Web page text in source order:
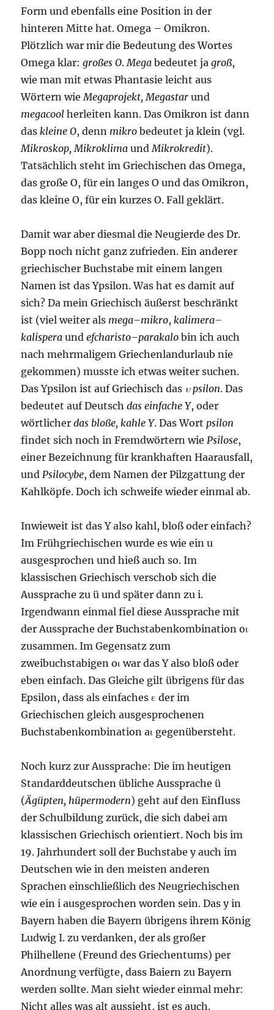
Form und ebenfalls eine Position in der
hinteren Mitte hat. Omega – Omikron.
Plötzlich war mir die Bedeutung des Wortes
Omega klar:großes O.Mega bedeutet jagroß,
wie man mit etwas Phantasie leicht aus
Wörtern wieMegaprojekt, Megastar und
megacool herleiten kann. Das Omikron ist dann
daskleine O, denn mikro bedeutet ja klein (vgl.
Mikroskop, Mikroklima undMikrokredit).
Tatsächlich steht im Griechischen das Omega,
das große O, für ein langes O und das Omikron,
das kleine O, für ein kurzes O. Fall geklärt.
Damit war aber diesmal die Neugierde des Dr.
Bopp noch nicht ganz zufrieden. Ein anderer
griechischer Buchstabe mit einem langen
Namen ist das Ypsilon. Was hat es damit auf
sich? Da mein Griechisch äußerst beschränkt
ist (viel weiter als mega–mikro,kalimera–
kalispera undefcharisto–parakalo bin ich auch
nach mehrmaligem Griechenlandurlaub nie
gekommen) musste ich etwas weiter suchen.
Das Ypsilon ist auf Griechisch das υ psilon. Das
bedeutet auf Deutschdas einfache Y, oder
wörtlicherdas bloße, kahle Y. Das Wortpsilon
findet sich noch in Fremdwörtern wiePsilose,
einer Bezeichnung für krankhaften Haarausfall,
undPsilocybe, dem Namen der Pilzgattung der
Kahlköpfe. Doch ich schweife wieder einmal ab.
Inwieweit ist das Y also kahl, bloß oder einfach?
Im Frühgriechischen wurde es wie ein u
ausgesprochen und hieß auch so. Im
klassischen Griechisch verschob sich die
Aussprache zu ü und später dann zu i.
Irgendwann einmal fiel diese Aussprache mit
der Aussprache der Buchstabenkombination oι
zusammen. Im Gegensatz zum
zweibuchstabigen oι war das Y also bloß oder
eben einfach. Das Gleiche gilt übrigens für das
Epsilon, dass als einfaches ε der im
Griechischen gleich ausgesprochenen
Buchstabenkombination aι gegenübersteht.
Noch kurz zur Aussprache: Die im heutigen
Standarddeutschen übliche Aussprache ü
(Ägüpten, hüpermodern) geht auf den Einfluss
der Schulbildung zurück, die sich dabei am
klassischen Griechisch orientiert. Noch bis im
19. Jahrhundert soll der Buchstabe y auch im
Deutschen wie in den meisten anderen
Sprachen einschließlich des Neugriechischen
wie ein i ausgesprochen worden sein. Das y in
Bayern haben die Bayern übrigens ihrem König
Ludwig I. zu verdanken, der als großer
Philhellene (Freund des Griechentums) per
Anordnung verfügte, dass Baiern zu Bayern
werden sollte. Man sieht wieder einmal mehr:
Nicht alles was alt aussieht, ist es auch.